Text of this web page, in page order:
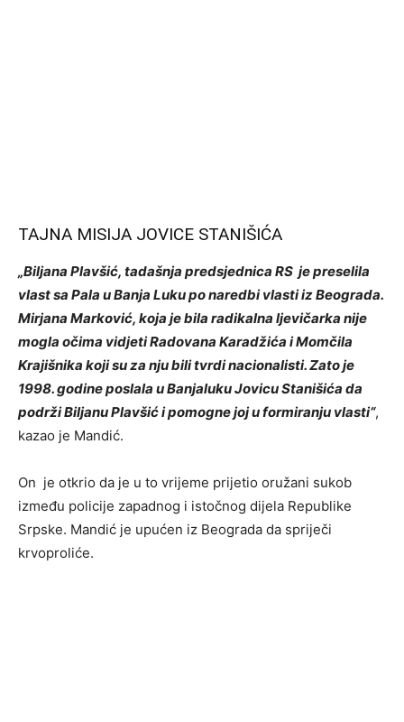
TAJNA MISIJA JOVICE STANIŠIĆA
„Biljana Plavšić, tadašnja predsjednica RS je preselila
vlast sa Pala u Banja Luku po naredbi vlasti iz Beograda.
Mirjana Marković, koja je bila radikalna ljevičarka nije
mogla očima vidjeti Radovana Karadžića i Momčila
Krajišnika koji su za nju bili tvrdi nacionalisti. Zato je
1998. godine poslala u Banjaluku Jovicu Stanišića da
podrži Biljanu Plavšić i pomogne joj u formiranju vlasti“,
kazao je Mandić.
On je otkrio da je u to vrijeme prijetio oružani sukob
između policije zapadnog i istočnog dijela Republike
Srpske. Mandić je upućen iz Beograda da spriječi
krvoproliće.